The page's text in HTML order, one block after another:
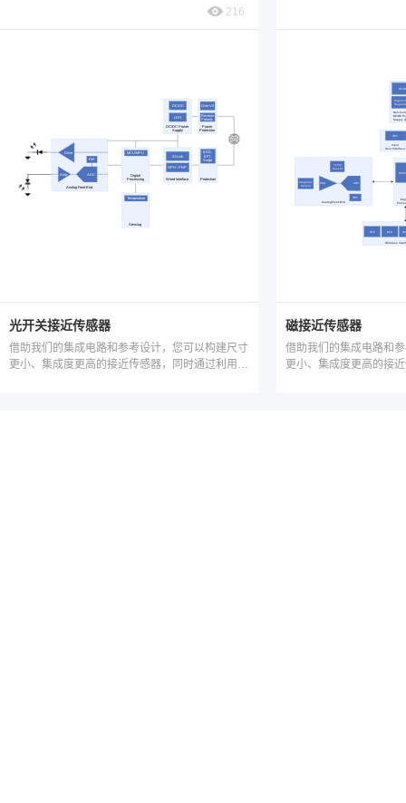
216
光开关接近传感器
借助我们的集成电路和参考设计，您可以构建尺寸
更小、集成度更高的接近传感器，同时通过利用开
磁接近传感器
借助我们的集成电路和
更小、集成度更高的接